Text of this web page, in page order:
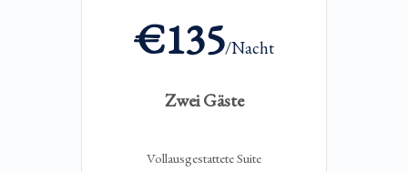
€135/Nacht
Zwei Gäste
Vollausgestattete Suite